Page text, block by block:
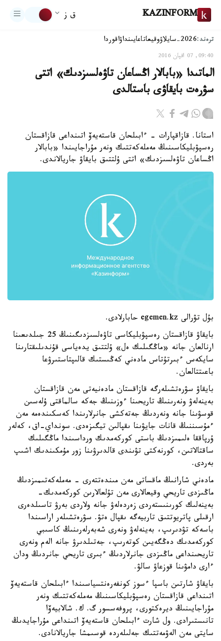
KAZINFORM ق ز
ترەند:2026-سايلاۋ وقيعاتاعايىنداۋاقوردا
09:40, 07 اقپان 2016
الماتىدا «بابالار اڭساعان تاۋەلسىزدىك» اتتى
سۋرەت بايقاۋى باستالدى
استانا. قازاقپارات - ءابىلحان قاستەيەۆ اتىنداعى قازاقستان
رەسپۋبليكاسىنىڭ مەملەكەتتىك ونەر مۇراجايىندا «بابالار
اڭساعان تاۋەلسىزدىك» اتتى ۇلتتىق بايقاۋ جاريالاندى.
بۇل تۋرالى egemen.kz حابارلادى.
بايقاۋ قازاقستان رەسپۋبليكاسى تاۋەلسىزدىگىنىڭ 25 جىلدىعىنا
ارنالعان جانە «ماڭگىلىك ەل» ۇلتتىق يدەياسى قۇندىلىقتارىنا
سايكەس ءبىرتۇتاس مادەني كەڭىستىك قالىپتاستىرۋعا
باعىتتالعان.
بايقاۋ سۋرەتشىلەرگە قازاقستان مادەنيەتى مەن قازاقستان
بەينەلەۋ ونەرىنىڭ تاريحىنا ءوزىنىڭ جەكە سالماقتى ۇلەسىن
قوسۋىنا جانە ونەردىڭ جەتەكشى جانرلارىندا كەسكىندەمە مەن
ءمۇسىننىڭ قانات جايۋىنا ىقپالىن تيگىزەدى. سونداي-اق، كەلەر
ۇرپاققا ەلىمىزدىڭ باستى كوركەمدىك ورداسىندا ماڭگىلىك
ساقتالاتىن، كورنەكتى تۋىندى قالدىرۋىنا زور مۇمكىندىك اشىپ
بەردى.
مادەني شارانىڭ ماقساتى مەن مىندەتتەرى - مەملەكەتىمىزدىڭ
ماڭىزدى تاريحي وقيعالارى مەن تۇلعالارىن كوركەمدىك-
بەينەلىك كورىنىستەردى زەردەلەۋ جانە ولاردى بەرۋ تاسىلدەرى
ارقىلى پاتريوتتىق تاربيەگە ىقپال ەتۋ. سۋرەتشىلەر اراسىندا
باسەكە تۋدىرىپ، بەينەلەۋ ونەرى شەبەرلەرىنىڭ كاسىبي
كوركەمدىك دەڭگەيىن كوتەرىپ، جەتىلدىرۋ جانە الەم ونەرى
تاريحىنداعى ماڭىزدى جانرلاردىڭ ءبىرى تاريحي جانردىڭ ودان
ءارى دامۋىنا قوزعاۋ سالۋ.
بايقاۋ شارتىن باسپا ءسوز كونفەرەنتسياسىندا ءابىلحان قاستەيەۆ
اتىنداعى قازاقستان رەسپۋبليكاسىنىڭ مەملەكەتتىك ونەر
مۇراجايىنىڭ ديرەكتورى، پروفەسسور گ. ك. شالابيەۆا
تانىستىرادى. ول شارت ءابىلحان قاستەيەۆ اتىنداعى مۇراجايدىڭ
سايتى مەن الەۋمەتتىك جەلىلەردە قوسىمشا جاريالانادى.